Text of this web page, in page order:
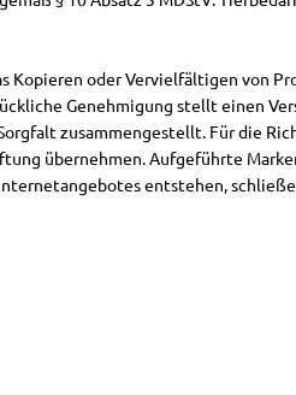
Kopieren oder Vervielfältigen von
Genehmigung stellt einen
zusammengestellt. Für die
übernehmen. Aufgeführte
entstehen,